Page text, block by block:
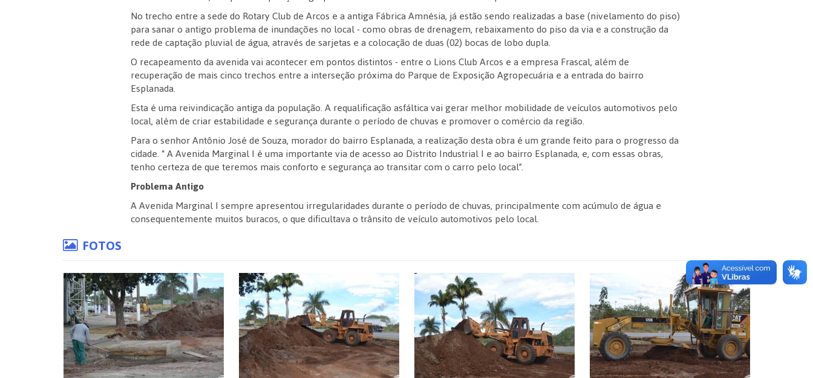
No trecho entre a sede do Rotary Club de Arcos e a antiga Fábrica Amnésia, já estão sendo realizadas a base (nivelamento do piso)
para sanar o antigo problema de inundações no local - como obras de drenagem, rebaixamento do piso da via e a construção da
rede de captação pluvial de água, através de sarjetas e a colocação de duas (02) bocas de lobo dupla.
O recapeamento da avenida vai acontecer em pontos distintos - entre o Lions Club Arcos e a empresa Frascal, além de
recuperação de mais cinco trechos entre a interseção próxima do Parque de Exposição Agropecuária e a entrada do bairro
Esplanada.
Esta é uma reivindicação antiga da população. A requalificação asfáltica vai gerar melhor mobilidade de veículos automotivos pelo
local, além de criar estabilidade e segurança durante o período de chuvas e promover o comércio da região.
Para o senhor Antônio José de Souza, morador do bairro Esplanada, a realização desta obra é um grande feito para o progresso da
cidade. “ A Avenida Marginal I é uma importante via de acesso ao Distrito Industrial I e ao bairro Esplanada, e, com essas obras,
tenho certeza de que teremos mais conforto e segurança ao transitar com o carro pelo local”.
Problema Antigo
A Avenida Marginal I sempre apresentou irregularidades durante o período de chuvas, principalmente com acúmulo de água e
consequentemente muitos buracos, o que dificultava o trânsito de veículo automotivos pelo local.
FOTOS